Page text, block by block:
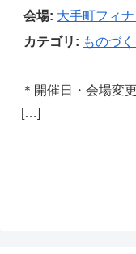
会場: 大手町フィ
カテゴリ: ものづく
＊開催日・会場変
[…]